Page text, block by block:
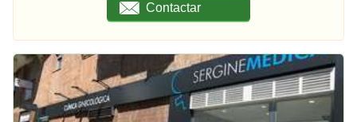
Contactar